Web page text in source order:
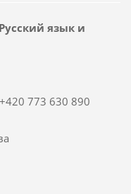
язык и
773 630 890